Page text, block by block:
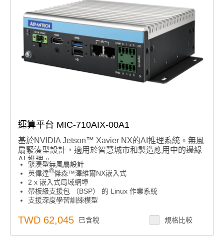
運算平台 MIC-710AIX-00A1
基於NVIDIA Jetson™ Xavier NX的AI推理系統。無風
扇緊湊型設計，適用於智慧城市和製造應用中的邊緣
AI 推理。
緊湊型無風扇設計
英偉達®傑森™澤維爾NX嵌入式
2 x 嵌入式局域網埠
帶板級支援包 （BSP） 的 Linux 作業系統
支援深度學習訓練模型
支援由Allxon提供支援的24/7安全遠程監控，控制和OTA
支援無線，無需 RED 認證
TWD 62,045 已含稅 規格比較